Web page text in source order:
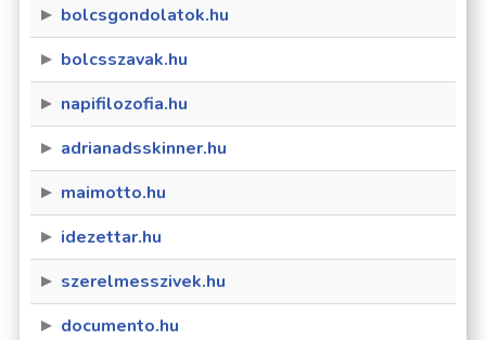
bolcsgondolatok.hu
bolcsszavak.hu
napifilozofia.hu
adrianadsskinner.hu
maimotto.hu
idezettar.hu
szerelmesszivek.hu
documento.hu